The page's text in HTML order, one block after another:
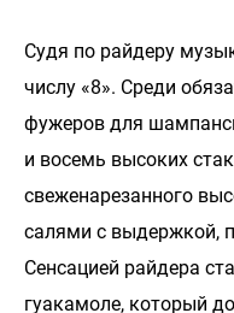
Судя по райдеру
числу «8». Среди
фужеров для
и восемь высоких
свеженарезанного
салями с выдержкой,
Сенсацией райдера
гуакамоле, который